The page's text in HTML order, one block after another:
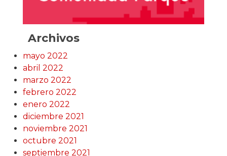
Archivos
mayo 2022
abril 2022
marzo 2022
febrero 2022
enero 2022
diciembre 2021
noviembre 2021
octubre 2021
septiembre 2021